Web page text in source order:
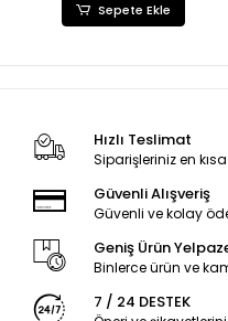
Sepete Ekle
Hızlı Teslimat
Siparişleriniz en
Güvenli Alışveriş
Güvenli ve kolay
Geniş Ürün
Binlerce ürün ve
7 / 24 DESTEK